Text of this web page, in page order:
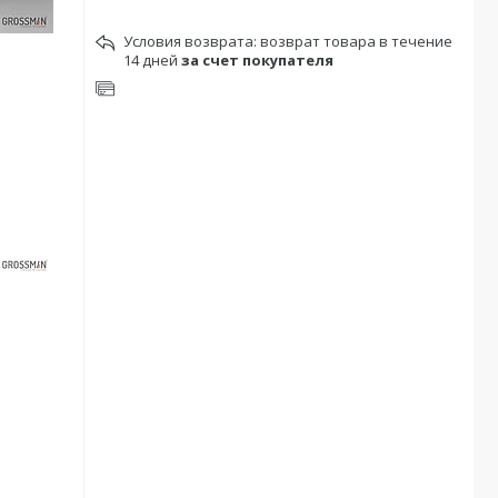
возврат товара в течение
14 дней за счет покупателя